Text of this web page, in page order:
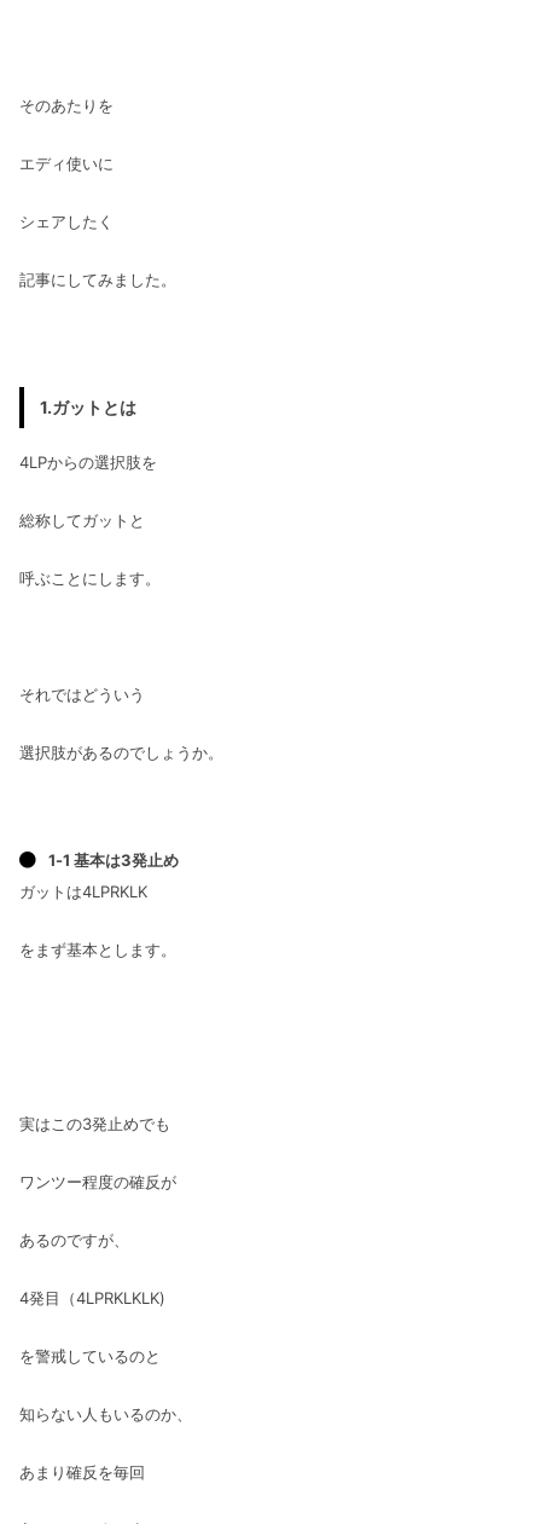
そのあたりを
エディ使いに
シェアしたく
記事にしてみました。
1.ガットとは
4LPからの選択肢を
総称してガットと
呼ぶことにします。
それではどういう
選択肢があるのでしょうか。
1-1 基本は3発止め
ガットは4LPRKLK
をまず基本とします。
実はこの3発止めでも
ワンツー程度の確反が
あるのですが、
4発目（4LPRKLKLK)
を警戒しているのと
知らない人もいるのか、
あまり確反を毎回